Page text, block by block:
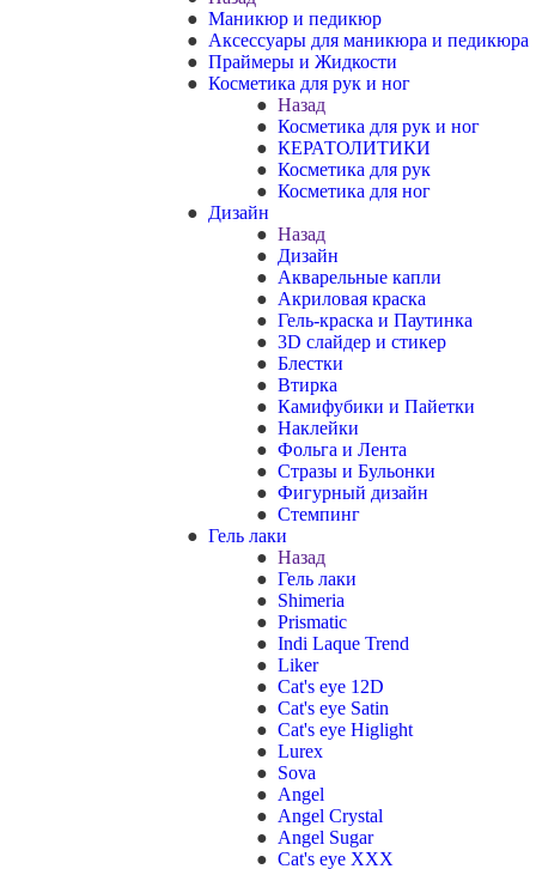
Маникюр и педикюр
Аксессуары для маникюра и педикюра
Праймеры и Жидкости
Косметика для рук и ног
Назад
Косметика для рук и ног
КЕРАТОЛИТИКИ
Косметика для рук
Косметика для ног
Дизайн
Назад
Дизайн
Акварельные капли
Акриловая краска
Гель-краска и Паутинка
3D слайдер и стикер
Блестки
Втирка
Камифубики и Пайетки
Наклейки
Фольга и Лента
Стразы и Бульонки
Фигурный дизайн
Стемпинг
Гель лаки
Назад
Гель лаки
Shimeria
Prismatic
Indi Laque Trend
Liker
Cat's eye 12D
Cat's eye Satin
Cat's eye Higlight
Lurex
Sova
Angel
Angel Crystal
Angel Sugar
Cat's eye XXX